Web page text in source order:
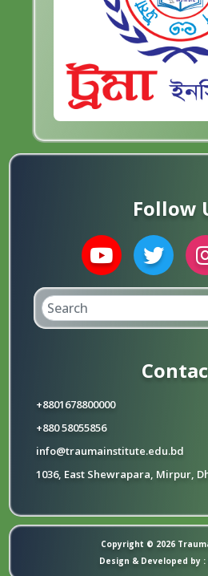
Follow
+8801678800000
+880 58055856
info@traumainstitute.edu.bd
1036, East Shewrapara, Mirpur,
Copyright © 2026
Design & Developed by :